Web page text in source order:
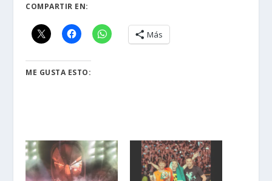
COMPARTIR EN:
Más
ME GUSTA ESTO: